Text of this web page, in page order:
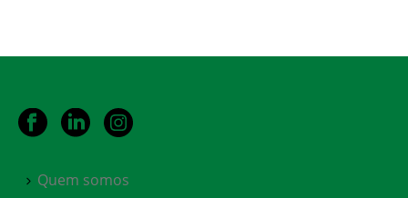
Quem somos